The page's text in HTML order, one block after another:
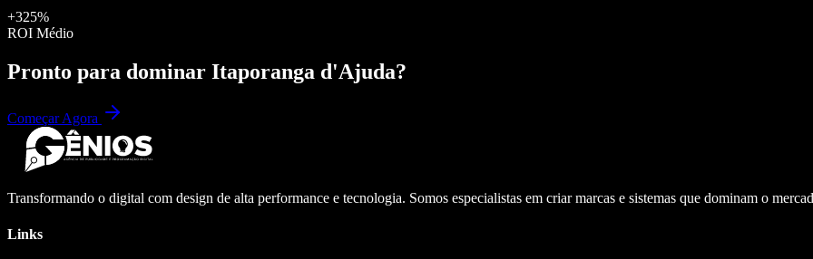
+325%
ROI Médio
Pronto para dominar Itaporanga d'Ajuda?
Começar Agora
Transformando o digital com design de alta performance e tecnologia. Somos especialistas em criar marcas e sistemas que dominam o
Links